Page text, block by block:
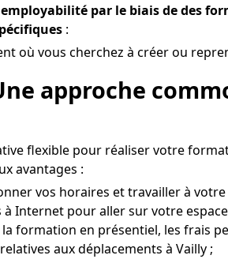
par le biais de des
:
où vous cherchez à créer ou
approche
flexible pour réaliser votre
avantages :
vos horaires et travailler à
à Internet pour aller sur votre
formation en présentiel, les frais
aux déplacements à Vailly ;